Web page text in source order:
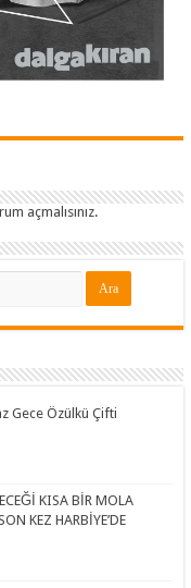
açmalısınız.
Gece Özülkü Çifti
KISA BİR MOLA
KEZ HARBİYE’DE